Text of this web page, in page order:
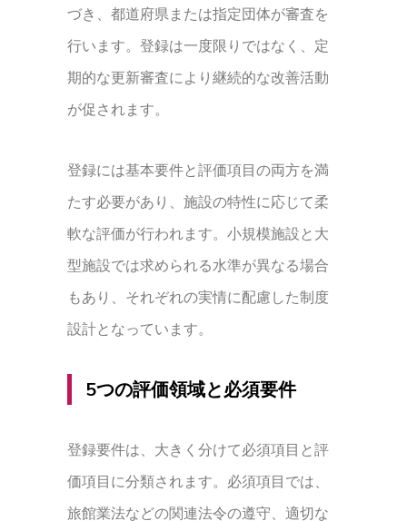
づき、都道府県または指定団体が審査を
行います。登録は一度限りではなく、定
期的な更新審査により継続的な改善活動
が促されます。
登録には基本要件と評価項目の両方を満
たす必要があり、施設の特性に応じて柔
軟な評価が行われます。小規模施設と大
型施設では求められる水準が異なる場合
もあり、それぞれの実情に配慮した制度
設計となっています。
5つの評価領域と必須要件
登録要件は、大きく分けて必須項目と評
価項目に分類されます。必須項目では、
旅館業法などの関連法令の遵守、適切な